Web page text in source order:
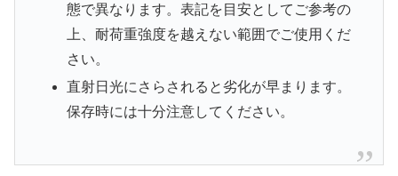
態で異なります。表記を目安としてご参考の
上、耐荷重強度を越えない範囲でご使用くだ
さい。
直射日光にさらされると劣化が早まります。
保存時には十分注意してください。